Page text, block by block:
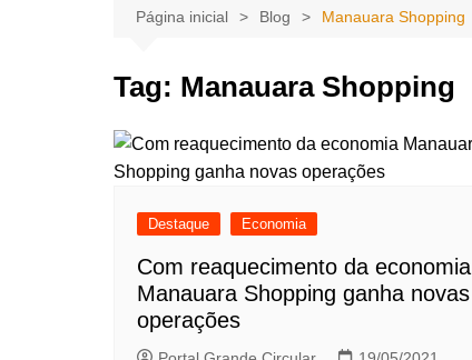
Página inicial Blog Manauara Shopping
Tag: Manauara Shopping
Destaque Economia
Com reaquecimento da economia
Manauara Shopping ganha novas
operações